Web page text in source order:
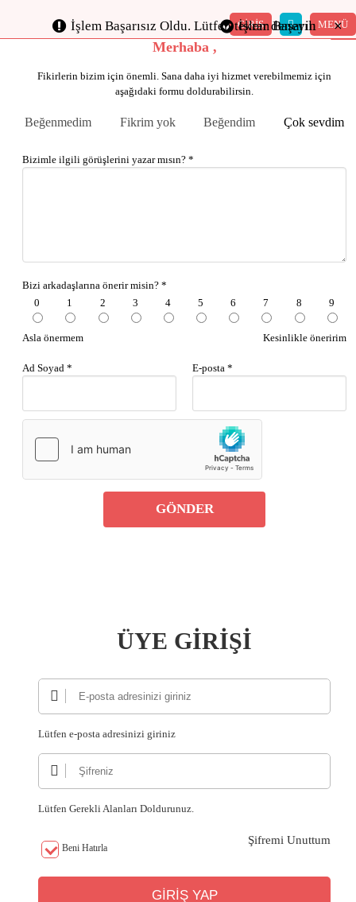
MENÜ
GİRİŞ ×
Merhaba ,
Fikirlerin bizim için önemli. Sana daha iyi hizmet verebilmemiz için
aşağıdaki formu doldurabilirsin.
Beğenmedim Fikrim yok Beğendim Çok sevdim
Bizimle ilgili görüşlerini yazar mısın? *
Bizi arkadaşlarına önerir misin? *
0
1 2 3 4 5 6 7 8 9
Asla önermem Kesinlikle öneririm
Ad Soyad * E-posta *
GÖNDER
×
ÜYE GİRİŞİ
Lütfen e-posta adresinizi giriniz
Lütfen Gerekli Alanları Doldurunuz.
Beni Hatırla
Şifremi Unuttum
×
×
×
İşlem Başarılı ×
İşlem Başarısız Oldu. Lütfen tekrar deneyin ×